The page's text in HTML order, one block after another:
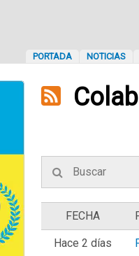
PORTADA NOTICIAS
FECHA
Hace 2 días